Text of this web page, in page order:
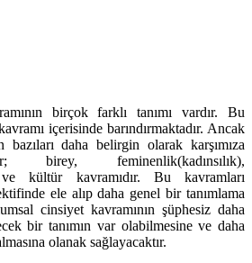
birçok farklı tanımı vardır. Bu
içerisinde barındırmaktadır. Ancak
daha belirgin olarak karşımıza
birey, feminenlik(kadınsılık),
kültür kavramıdır. Bu kavramları
ele alıp daha genel bir tanımlama
cinsiyet kavramının şüphesiz daha
bir tanımın var olabilmesine ve daha
olanak sağlayacaktır.